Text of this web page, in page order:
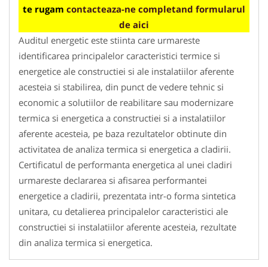
te rugam contacteaza-ne completand formularul
de aici
Auditul energetic este stiinta care urmareste
identificarea principalelor caracteristici termice si
energetice ale constructiei si ale instalatiilor aferente
acesteia si stabilirea, din punct de vedere tehnic si
economic a solutiilor de reabilitare sau modernizare
termica si energetica a constructiei si a instalatiilor
aferente acesteia, pe baza rezultatelor obtinute din
activitatea de analiza termica si energetica a cladirii.
Certificatul de performanta energetica al unei cladiri
urmareste declararea si afisarea performantei
energetice a cladirii, prezentata intr-o forma sintetica
unitara, cu detalierea principalelor caracteristici ale
constructiei si instalatiilor aferente acesteia, rezultate
din analiza termica si energetica.